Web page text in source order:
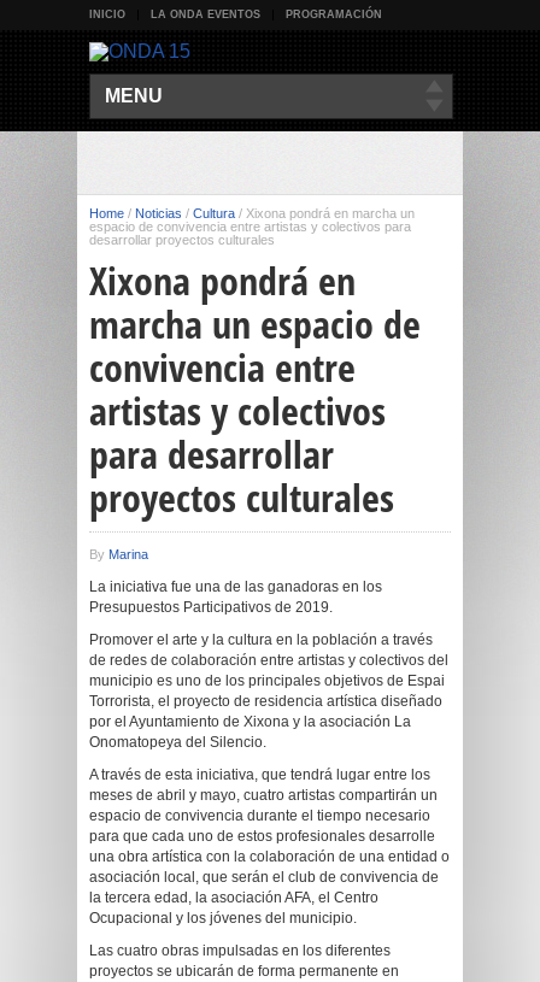
INICIO LA ONDA EVENTOS PROGRAMACIÓN
MENU
Home / Noticias / Cultura / Xixona pondrá en marcha un
espacio de convivencia entre artistas y colectivos para
desarrollar proyectos culturales
Xixona pondrá en
marcha un espacio de
convivencia entre
artistas y colectivos
para desarrollar
proyectos culturales
By Marina
La iniciativa fue una de las ganadoras en los
Presupuestos Participativos de 2019.
Promover el arte y la cultura en la población a través
de redes de colaboración entre artistas y colectivos del
municipio es uno de los principales objetivos de Espai
Torrorista, el proyecto de residencia artística diseñado
por el Ayuntamiento de Xixona y la asociación La
Onomatopeya del Silencio.
A través de esta iniciativa, que tendrá lugar entre los
meses de abril y mayo, cuatro artistas compartirán un
espacio de convivencia durante el tiempo necesario
para que cada uno de estos profesionales desarrolle
una obra artística con la colaboración de una entidad o
asociación local, que serán el club de convivencia de
la tercera edad, la asociación AFA, el Centro
Ocupacional y los jóvenes del municipio.
Las cuatro obras impulsadas en los diferentes
proyectos se ubicarán de forma permanente en